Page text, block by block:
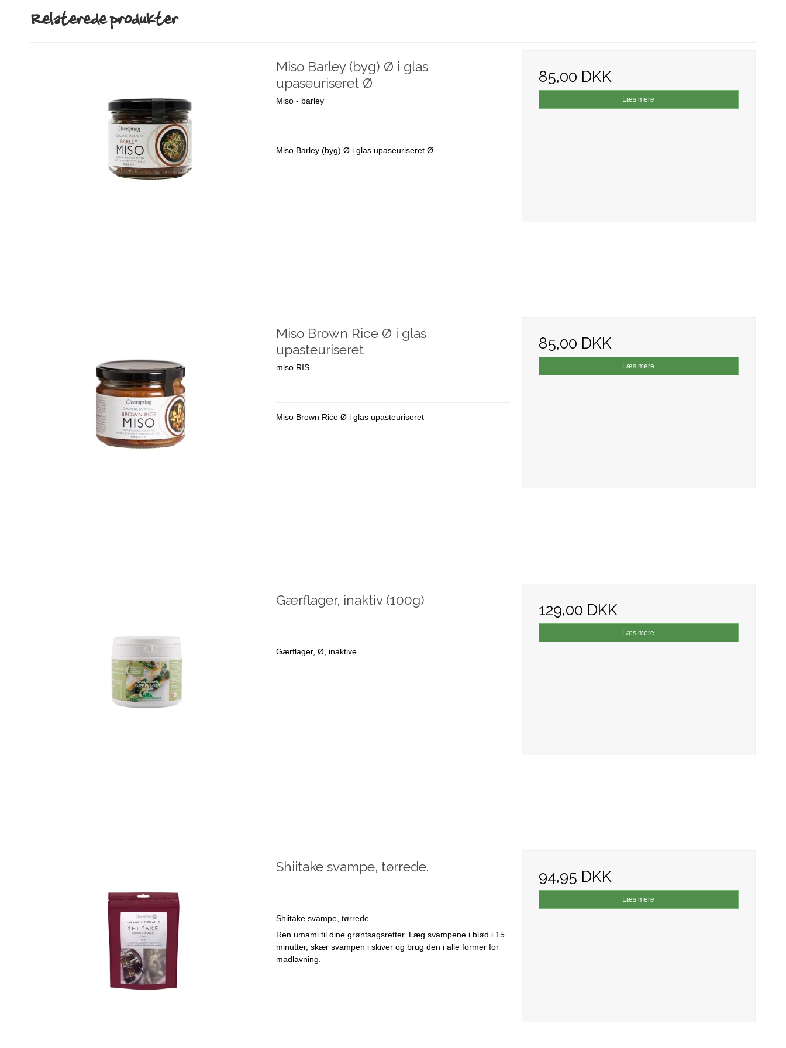
Relaterede produkter
Miso Barley (byg) Ø i glas
upaseuriseret Ø
Miso - barley
Miso Barley (byg) Ø i glas upaseuriseret Ø
85,00 DKK
Læs mere
Miso Brown Rice Ø i glas
upasteuriseret
miso RIS
Miso Brown Rice Ø i glas upasteuriseret
85,00 DKK
Læs mere
Gærflager, inaktiv (100g)
Gærflager, Ø, inaktive
129,00 DKK
Læs mere
Shiitake svampe, tørrede.
Shiitake svampe, tørrede.
Ren umami til dine grøntsagsretter. Læg svampene i blød i 15
minutter, skær svampen i skiver og brug den i alle former for
madlavning.
94,95 DKK
Læs mere